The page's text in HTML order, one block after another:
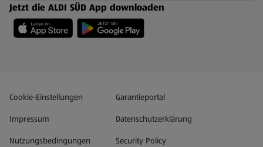
Jetzt die ALDI SÜD App downloaden
Datenschutz- und Richtlinienmenü
Cookie-Einstellungen Garantieportal
(öffnet in einem neuen Tab)
Impressum
Datenschutzerklärung
Nutzungsbedingungen
Security Policy